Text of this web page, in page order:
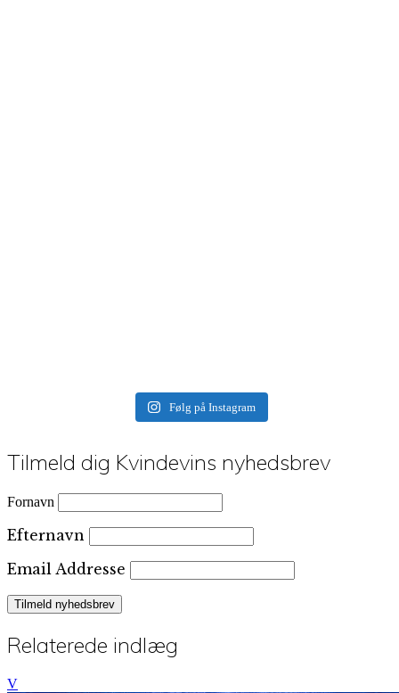
Følg på Instagram
Tilmeld dig Kvindevins nyhedsbrev
Fornavn
Efternavn
Email Addresse
Relaterede indlæg
V